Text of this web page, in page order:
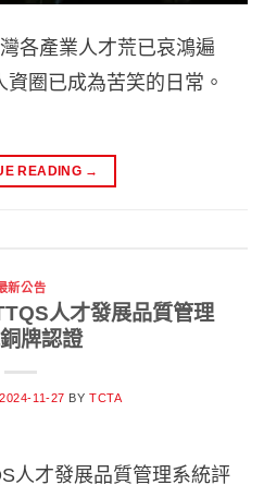
各產業人才荒已哀鴻遍
圈已成為苦笑的日常。
READING →
新公告
人才發展品質管理
牌認證
2024-11-27 BYTCTA
人才發展品質管理系統評